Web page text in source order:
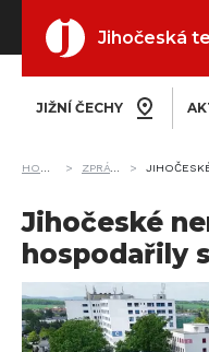
Jihočeská
JIŽNÍ ČECHY
HOME ZPRÁVY
Jihočeské
hospodařily